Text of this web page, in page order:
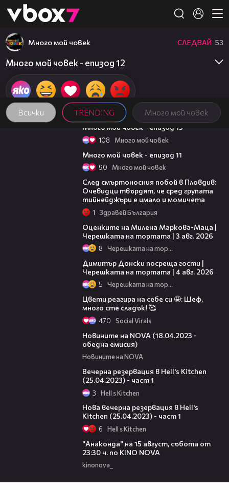
👾
Всички TRENDING Много мой човек
Много мой човек СЛЕДВАЙ 53
Много мой човек - епизод 12
46:17
Много мой човек - епизод 13
108 Много мой човек
Много мой човек - епизод 11
90 Много мой човек
След смъртоносния побой в Пловдив:
Очевидци твърдят, че сред групата
тийнейджъри е имало и момичета
1 Здравей България
Оценките на Милена Маркова-Маца |
Черешката на тортата | 3 авг. 2026
8 Черешката на тортата
Димитър Донски посреща гости |
Черешката на тортата | 4 авг. 2026
5 Черешката на тортата
Цвети реагира на себе си 🤩: Шеф,
много сте сладък! 🥰
470 Social Virals
Новините на NOVA (18.04.2023 -
обедна емисия)
Новините на NOVA
Вечерна резервация в Hell's Kitchen
(25.04.2023) - част 1
3 Hell s Kitchen
Нова вечерна резервация в Hell's
Kitchen (25.04.2023) - част 1
6 Hell s Kitchen
"Анаконда" на 15 август, събота от
23:30 ч. по KINO NOVA
kinonova_